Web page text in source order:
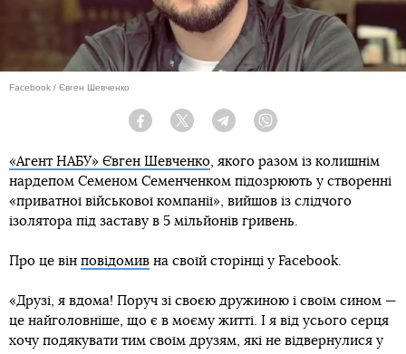
Facebook / Євген Шевченко
Facebook Twitter Telegram
«Агент НАБУ» Євген Шевченко, якого разом із колишнім
нардепом Семеном Семенченком підозрюють у створенні
«приватної військової компанії», вийшов із слідчого
ізолятора під заставу в 5 мільйонів гривень.
Про це він повідомив на своїй сторінці у Facebook.
«Друзі, я вдома! Поруч зі своєю дружиною і своїм сином —
це найголовніше, що є в моєму житті. І я від усього серця
хочу подякувати тим своїм друзям, які не відвернулися у